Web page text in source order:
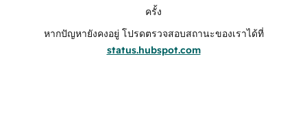
ครั้ง
หากปัญหายังคงอยู่ โปรดตรวจสอบสถานะของเราได้ที่
status.hubspot.com